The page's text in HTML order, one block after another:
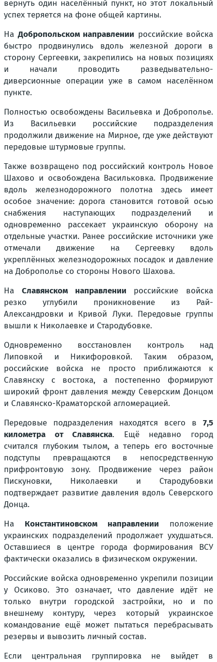
вернуть один населённый пункт, но этот локальный
успех теряется на фоне общей картины.
НаДобропольском направлении российские войска
быстро продвинулись вдоль железной дороги в
сторону Сергеевки, закрепились на новых позициях
и начали проводить разведывательно-
диверсионные операции уже в самом населённом
пункте.
Полностью освобождены Васильевка и Доброполье.
Из Васильевки российские подразделения
продолжили движение на Мирное, где уже действуют
передовые штурмовые группы.
Также возвращено под российский контроль Новое
Шахово и освобождена Васильковка. Продвижение
вдоль железнодорожного полотна здесь имеет
особое значение: дорога становится готовой осью
снабжения наступающих подразделений и
одновременно рассекает украинскую оборону на
отдельные участки. Ранее российские источники уже
отмечали движение на Сергеевку вдоль
укреплённых железнодорожных посадок и давление
на Доброполье со стороны Нового Шахова.
На Славянском направлении российские войска
резко углубили проникновение из Рай-
Александровки и Кривой Луки. Передовые группы
вышли к Николаевке и Стародубовке.
Одновременно восстановлен контроль над
Липовкой и Никифоровкой. Таким образом,
российские войска не просто приближаются к
Славянску с востока, а постепенно формируют
широкий фронт давления между Северским Донцом
и Славянско-Краматорской агломерацией.
Передовые подразделения находятся всего в 7,5
километра от Славянска. Ещё недавно город
считался глубоким тылом, а теперь его восточные
подступы превращаются в непосредственную
прифронтовую зону. Продвижение через район
Пискуновки, Николаевки и Стародубовки
подтверждает развитие давления вдоль Северского
Донца.
На Константиновском направлении положение
украинских подразделений продолжает ухудшаться.
Оставшиеся в центре города формирования ВСУ
фактически оказались в физическом окружении.
Российские войска одновременно укрепили позиции
у Осиково. Это означает, что давление идёт не
только внутри городской застройки, но и по
внешнему контуру, через который украинское
командование ещё может пытаться перебрасывать
резервы и вывозить личный состав.
Если центральная группировка не выйдет в